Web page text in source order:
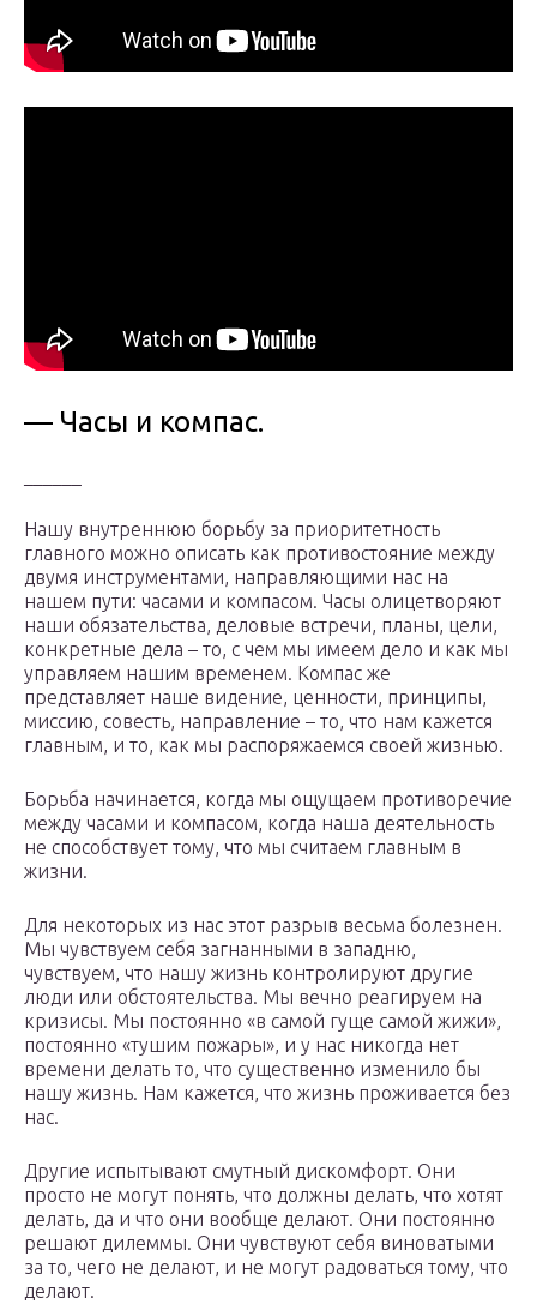
— Часы и компас.
Нашу внутреннюю борьбу за приоритетность
главного можно описать как противостояние между
двумя инструментами, направляющими нас на
нашем пути: часами и компасом. Часы олицетворяют
наши обязательства, деловые встречи, планы, цели,
конкретные дела – то, с чем мы имеем дело и как мы
управляем нашим временем. Компас же
представляет наше видение, ценности, принципы,
миссию, совесть, направление – то, что нам кажется
главным, и то, как мы распоряжаемся своей жизнью.
Борьба начинается, когда мы ощущаем противоречие
между часами и компасом, когда наша деятельность
не способствует тому, что мы считаем главным в
жизни.
Для некоторых из нас этот разрыв весьма болезнен.
Мы чувствуем себя загнанными в западню,
чувствуем, что нашу жизнь контролируют другие
люди или обстоятельства. Мы вечно реагируем на
кризисы. Мы постоянно «в самой гуще самой жижи»,
постоянно «тушим пожары», и у нас никогда нет
времени делать то, что существенно изменило бы
нашу жизнь. Нам кажется, что жизнь проживается без
нас.
Другие испытывают смутный дискомфорт. Они
просто не могут понять, что должны делать, что хотят
делать, да и что они вообще делают. Они постоянно
решают дилеммы. Они чувствуют себя виноватыми
за то, чего не делают, и не могут радоваться тому, что
делают.